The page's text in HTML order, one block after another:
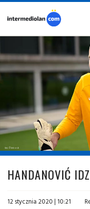
fot. © inter.it
HANDANOVIĆ
12 stycznia 2020 | 10:21